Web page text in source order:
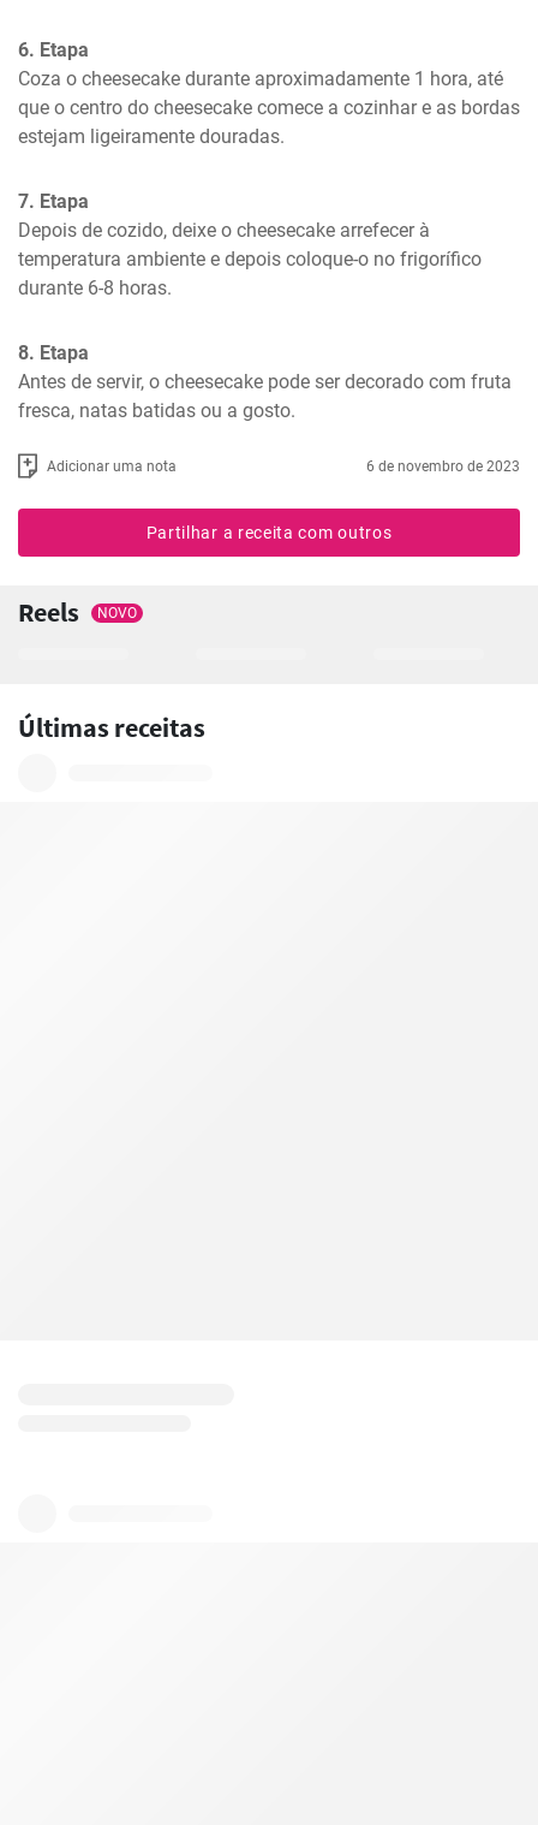
6. Etapa
Coza o cheesecake durante aproximadamente 1 hora, até
que o centro do cheesecake comece a cozinhar e as bordas
estejam ligeiramente douradas.
7. Etapa
Depois de cozido, deixe o cheesecake arrefecer à
temperatura ambiente e depois coloque-o no frigorífico
durante 6-8 horas.
8. Etapa
Antes de servir, o cheesecake pode ser decorado com fruta
fresca, natas batidas ou a gosto.
Adicionar uma nota 6 de novembro de 2023
Partilhar a receita com outros
Reels NOVO
Últimas receitas